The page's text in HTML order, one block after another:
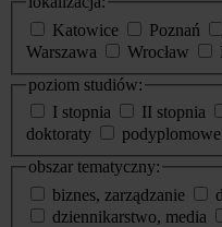
Katowice
Poznań
Warszawa
Wrocław
poziom studiów:
I stopnia
II stopnia
doktoraty
podyplomowe
obszar tematyczny:
biznes, zarządzanie
dziennikarstwo, media